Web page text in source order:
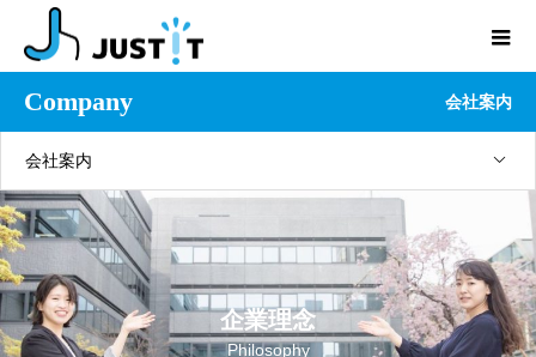
Company 会社案内
会社案内
企業理念
Philosophy